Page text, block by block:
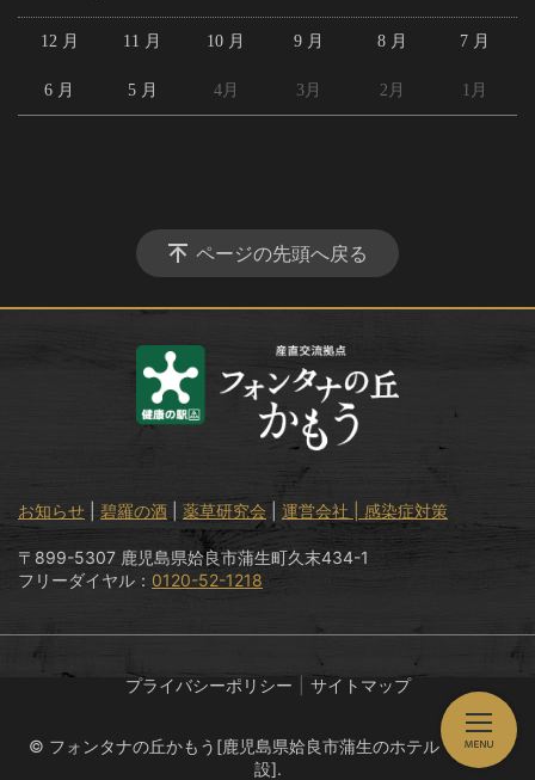
12 月 11 月 10 月 9 月 8 月 7 月
6 月 5 月 4月 3月 2月 1月
ページの先頭へ戻る
お知らせ 碧羅の酒 薬草研究会 運営会社 | 感染症対策
〒899-5307 鹿児島県姶良市蒲生町久末434-1
フリーダイヤル： 0120-52-1218
プライバシーポリシー サイトマップ
© フォンタナの丘かもう[鹿児島県姶良市蒲生のホテル・温泉施
設].